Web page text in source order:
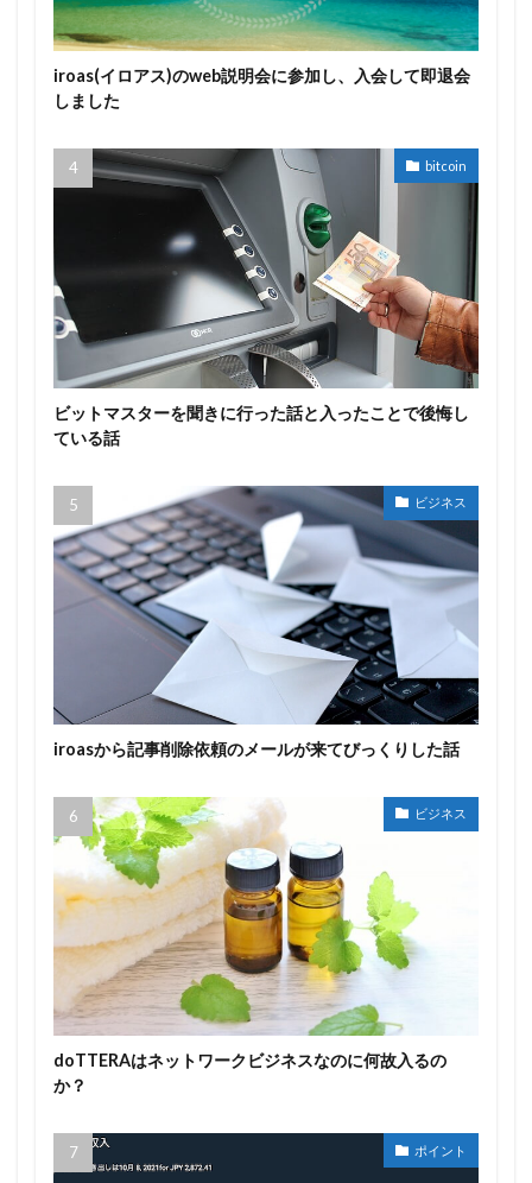
iroas(イロアス)のweb説明会に参加し、入会して即退会
しました
bitcoin
ビットマスターを聞きに行った話と入ったことで後悔し
ている話
ビジネス
iroasから記事削除依頼のメールが来てびっくりした話
ビジネス
doTTERAはネットワークビジネスなのに何故入るの
か？
ポイント